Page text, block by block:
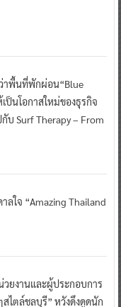
ว่าพื้นที่พักผ่อน“Blue
ป็นโอกาสใหม่ของธุรกิจ
บ Surf Therapy – From
ลใจ “Amazing Thailand
ยงานและผู้ประกอบการ
ไตล์ชลบุรี” หวังดึงดูดนัก